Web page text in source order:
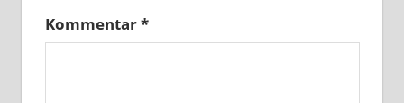
Kommentar*